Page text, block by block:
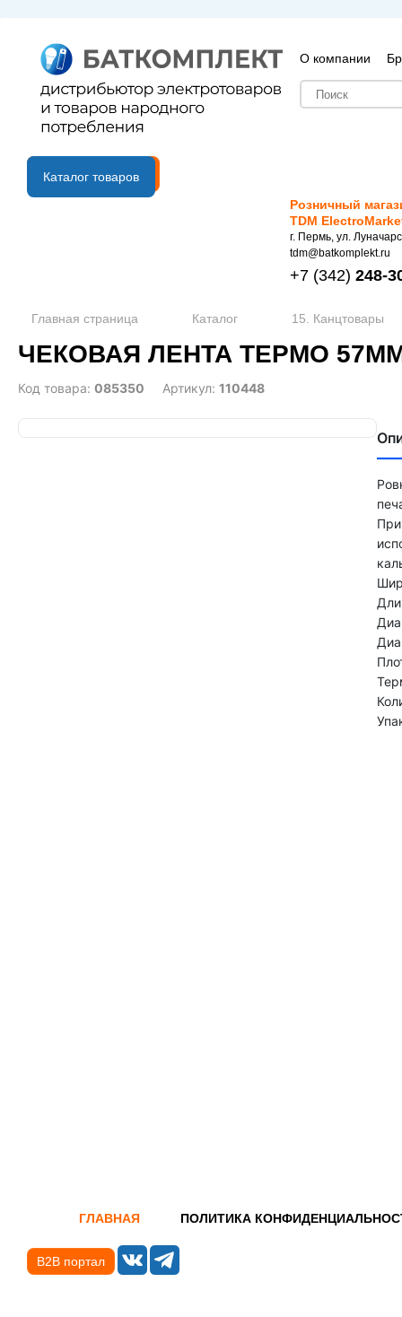
О компании
B2B портал
Каталог товаров
Розничный
TDM
г. Пермь, ул.
tdm@batkomplekt.ru
+7 (342) 248-
Главная страница Каталог 15. Канцтовары
ЧЕКОВАЯ ЛЕНТА ТЕРМО 57ММ
Код товара: 085350 Артикул: 110448
ГЛАВНАЯ ПОЛИТИКА
B2B портал